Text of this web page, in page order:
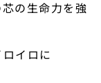
の生命力を強
イロに